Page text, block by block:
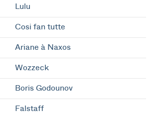
Lulu
Cosi fan tutte
Ariane à Naxos
Wozzeck
Boris Godounov
Falstaff